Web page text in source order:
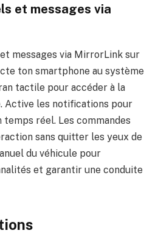
et messages via
messages via MirrorLink sur
ton smartphone au système
tactile pour accéder à la
Active les notifications pour
réel. Les commandes
sans quitter les yeux de
du véhicule pour
et garantir une conduite